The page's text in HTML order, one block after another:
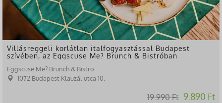
Villásreggeli korlátlan italfogyasztással Budapest
szívében, az Eggscuse Me? Brunch & Bistróban
Eggscuse Me? Brunch & Bistro
1072 Budapest Klauzál utca 10.
19.990 Ft 9.890 Ft